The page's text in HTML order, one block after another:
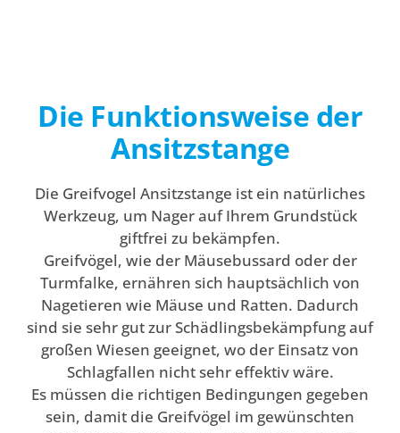
Die Funktionsweise der
Ansitzstange
Die Greifvogel Ansitzstange ist ein natürliches
Werkzeug, um Nager auf Ihrem Grundstück
giftfrei zu bekämpfen.
Greifvögel, wie der Mäusebussard oder der
Turmfalke, ernähren sich hauptsächlich von
Nagetieren wie Mäuse und Ratten. Dadurch
sind sie sehr gut zur Schädlingsbekämpfung auf
großen Wiesen geeignet, wo der Einsatz von
Schlagfallen nicht sehr effektiv wäre.
Es müssen die richtigen Bedingungen gegeben
sein, damit die Greifvögel im gewünschten